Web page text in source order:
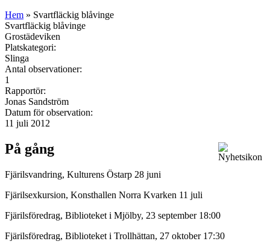
Hem » Svartfläckig blåvinge
Svartfläckig blåvinge
Grostädeviken
Platskategori:
Slinga
Antal observationer:
1
Rapportör:
Jonas Sandström
Datum för observation:
11 juli 2012
På gång
Fjärilsvandring, Kulturens Östarp 28 juni
Fjärilsexkursion, Konsthallen Norra Kvarken 11 juli
Fjärilsföredrag, Biblioteket i Mjölby, 23 september 18:00
Fjärilsföredrag, Biblioteket i Trollhättan, 27 oktober 17:30